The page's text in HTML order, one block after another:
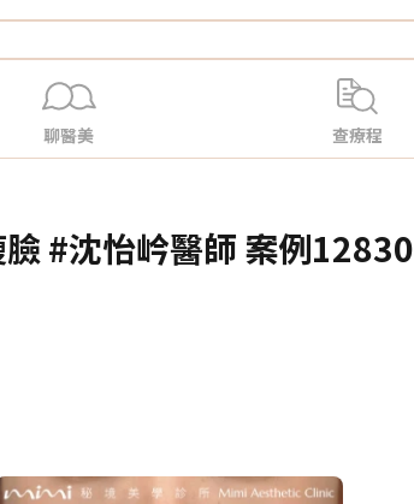
聊醫美 查療程
#沈怡岒醫師 案例12830